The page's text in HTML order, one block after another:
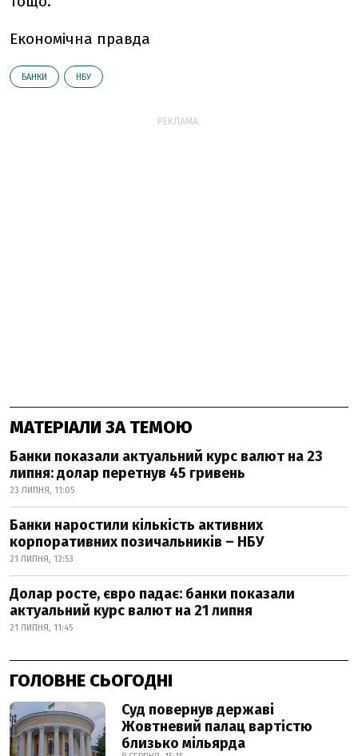
Економічна правда
БАНКИ НБУ
РЕКЛАМА:
МАТЕРІАЛИ ЗА ТЕМОЮ
Банки показали актуальний курс валют на 23
липня: долар перетнув 45 гривень
23 ЛИПНЯ, 11:05
Банки наростили кількість активних
корпоративних позичальників – НБУ
21 ЛИПНЯ, 12:53
Долар росте, євро падає: банки показали
актуальний курс валют на 21 липня
21 ЛИПНЯ, 11:45
ГОЛОВНЕ СЬОГОДНІ
Суд повернув державі
Жовтневий палац вартістю
близько мільярда